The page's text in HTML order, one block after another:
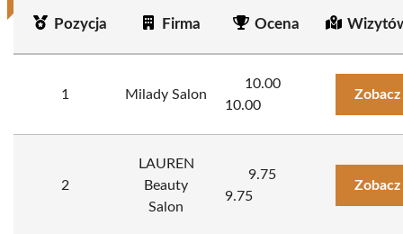
Pozycja Firma Ocena
1 Milady Salon
10.00
10.00
2
LAUREN
Beauty
Salon
9.75
9.75